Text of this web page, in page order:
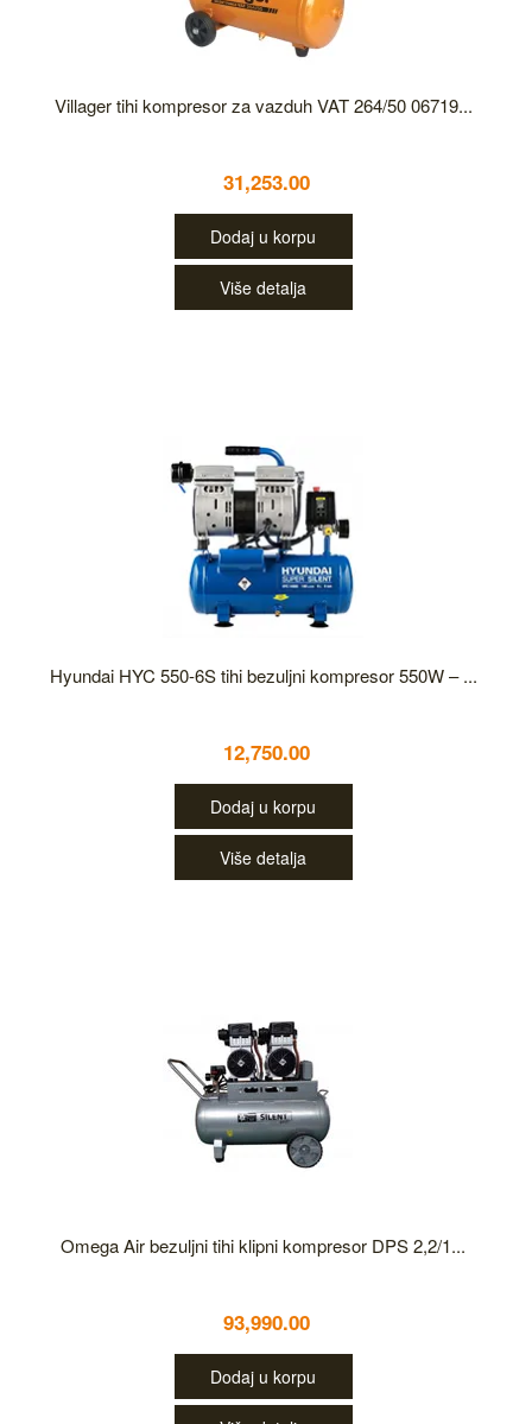
Villager tihi kompresor za vazduh VAT 264/50 06719...
31,253.00
Dodaj u korpu
Više detalja
Hyundai HYC 550-6S tihi bezuljni kompresor 550W – ...
12,750.00
Dodaj u korpu
Više detalja
Omega Air bezuljni tihi klipni kompresor DPS 2,2/1...
93,990.00
Dodaj u korpu